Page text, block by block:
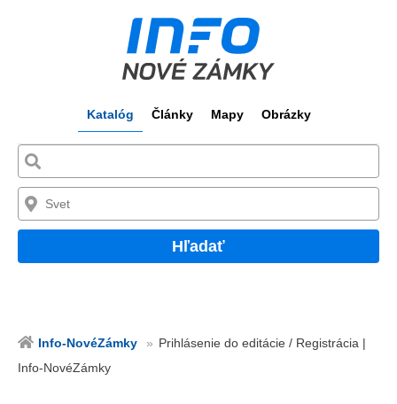
Katalóg Články Mapy Obrázky
Hľadať
Info-NovéZámky
Prihlásenie do editácie / Registrácia |
Info-NovéZámky